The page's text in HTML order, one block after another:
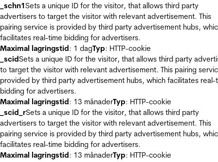
_schn1Sets a unique ID for the visitor, that allows third party
advertisers to target the visitor with relevant advertisement. This
pairing service is provided by third party advertisement hubs,
facilitates real-time bidding for advertisers.
Maximal lagringstid: 1 dagTyp: HTTP-cookie
_scidSets a unique ID for the visitor, that allows third party
to target the visitor with relevant advertisement. This pairing
provided by third party advertisement hubs, which facilitates real-
bidding for advertisers.
Maximal lagringstid: 13 månaderTyp: HTTP-cookie
_scid_rSets a unique ID for the visitor, that allows third party
advertisers to target the visitor with relevant advertisement. This
pairing service is provided by third party advertisement hubs,
facilitates real-time bidding for advertisers.
Maximal lagringstid: 13 månaderTyp: HTTP-cookie